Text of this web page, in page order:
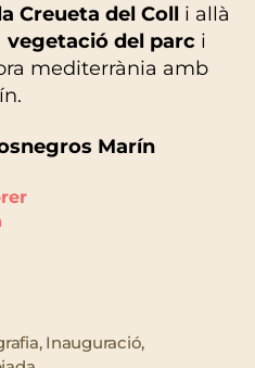
Creueta del Coll i allà
vegetació del parc i
mediterrània amb
Marín
, Inauguració,